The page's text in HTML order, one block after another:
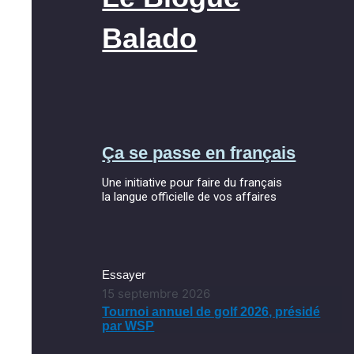
Balado
Ça se passe en français
Une initiative pour faire du français
la langue officielle de vos affaires
Essayer
15 septembre 2026
Tournoi annuel de golf 2026, présidé
par WSP